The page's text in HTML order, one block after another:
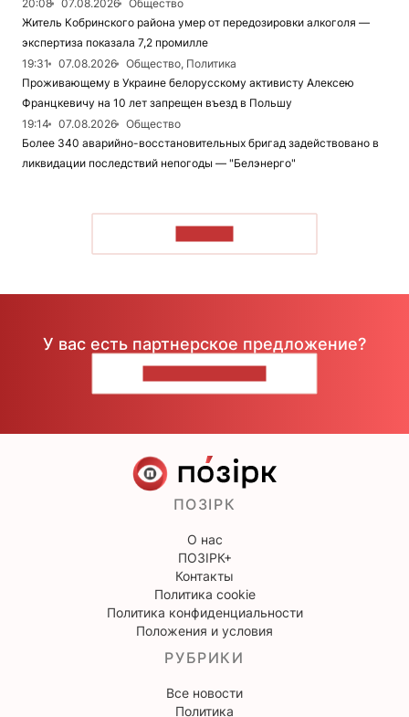
20:08
07.08.2026
Общество
Житель Кобринского района умер от передозировки алкоголя —
экспертиза показала 7,2 промилле
19:31
07.08.2026
Общество, Политика
Проживающему в Украине белорусскому активисту Алексею
Францкевичу на 10 лет запрещен въезд в Польшу
19:14
07.08.2026
Общество
Более 340 аварийно-восстановительных бригад задействовано в
ликвидации последствий непогоды — "Белэнерго"
У вас есть партнерское предложение?
ПОЗІРК
О нас
ПОЗІРК+
Контакты
Политика cookie
Политика конфиденциальности
Положения и условия
РУБРИКИ
Все новости
Политика